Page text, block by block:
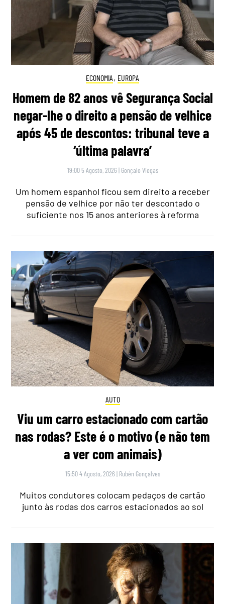
ECONOMIA , EUROPA
Homem de 82 anos vê Segurança Social
negar-lhe o direito a pensão de velhice
após 45 de descontos: tribunal teve a
‘última palavra’
19:00 5 Agosto, 2026 | Gonçalo Viegas
Um homem espanhol ficou sem direito a receber
pensão de velhice por não ter descontado o
suficiente nos 15 anos anteriores à reforma
AUTO
Viu um carro estacionado com cartão
nas rodas? Este é o motivo (e não tem
a ver com animais)
15:50 4 Agosto, 2026 | Rubén Gonçalves
Muitos condutores colocam pedaços de cartão
junto às rodas dos carros estacionados ao sol